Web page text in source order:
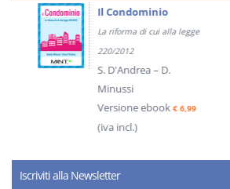
Il Condominio
La riforma di cui alla legge
220/2012
S. D'Andrea – D.
Minussi
Versione ebook€ 6,99
(iva incl.)
Iscriviti alla Newsletter